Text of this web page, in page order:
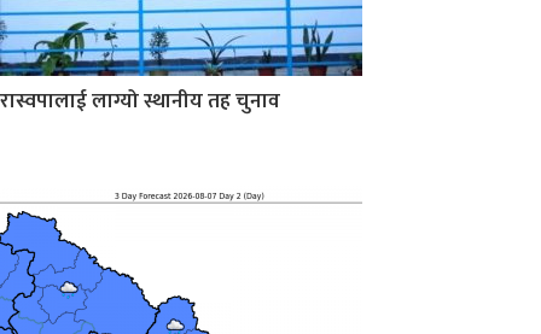
रास्वपालाई लाग्यो स्थानीय तह चुनाव